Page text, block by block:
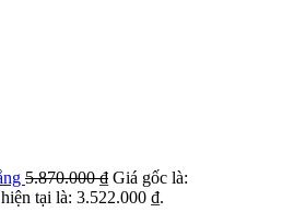
5.870.000₫ Giá gốc là:
tại là: 3.522.000 ₫.